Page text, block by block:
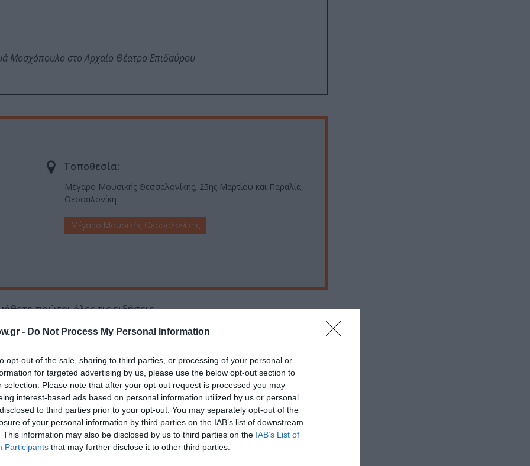
- Do Not Process My Personal Information
opt-out of the sale, sharing to third parties, or processing of your personal or
for targeted advertising by us, please use the below opt-out section to
selection. Please note that after your opt-out request is processed you may
interest-based ads based on personal information utilized by us or personal
to third parties prior to your opt-out. You may separately opt-out of the
of your personal information by third parties on the IAB’s list of downstream
This information may also be disclosed by us to third parties on the IAB’s List of
Participants that may further disclose it to other third parties.
Μοσχόπουλο στο Αρχαίο Θέατρο Επιδαύρου
Τοποθεσία:
Μέγαρο Μουσικής Θεσσαλονίκης, 25ης Μαρτίου και Παραλία,
Θεσσαλονίκη
Μέγαρο Μουσικής Θεσσαλονίκης
πρώτοι όλες τις ειδήσεις
στοCulturenow.gr
Δες εδώ!❯
- ΟΠΕΡΑ ΜΟΥΣΙΚΑ ΦΕΣΤΙΒΑΛ ΣΥΝΑΥΛΙΕΣ 2023